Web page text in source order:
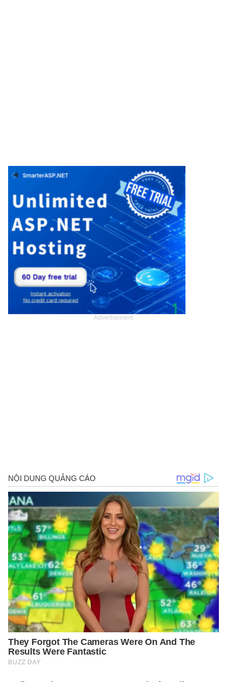
Advertisement